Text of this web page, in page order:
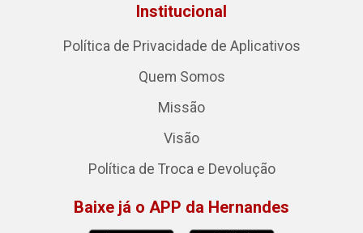
Institucional
Política de Privacidade de Aplicativos
Quem Somos
Missão
Visão
Política de Troca e Devolução
Baixe já o APP da Hernandes